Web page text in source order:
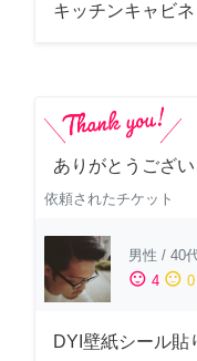
キッチンキャビ
ありがとうござ
依頼されたチケット
男性 / 40
sentiment_satisfied 4 sentiment_neutral 0
DYI壁紙シール貼